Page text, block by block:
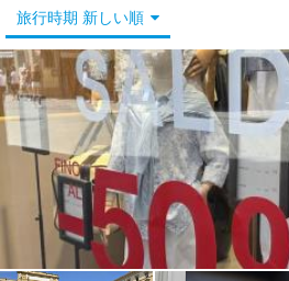
★
ア
ル
ベ
ベ
カ
旅行時期 新しい順